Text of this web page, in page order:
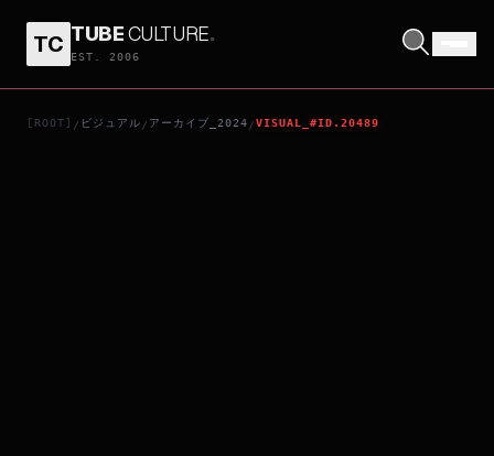
TC TUBECULTURE.
EST. 2006
[ROOT] / ビジュアル / アーカイブ_2024 /VISUAL_#ID.20489
ゼンブ・オブ・トーキョー